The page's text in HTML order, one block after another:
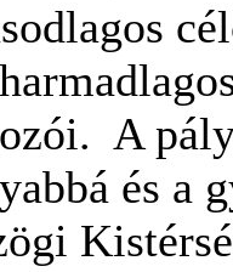
A
és a